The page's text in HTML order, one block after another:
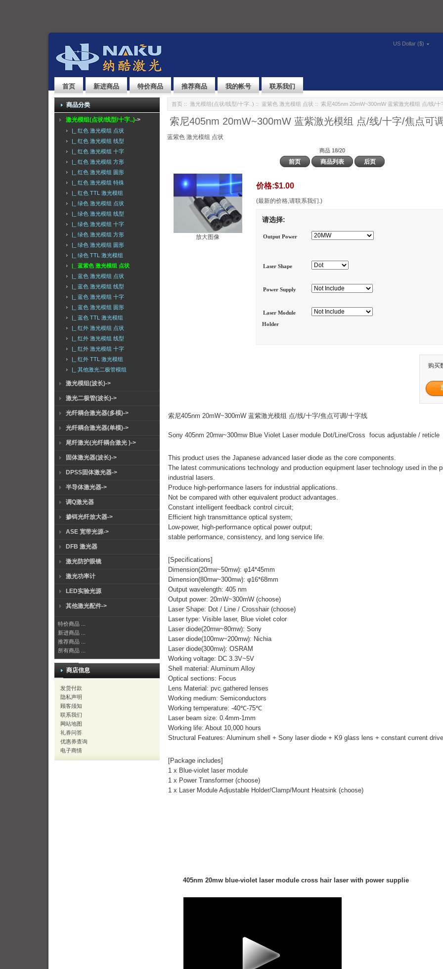
US Dollar ($)
首页 新进商品 特价商品 推荐商品 我的帐号 联系我们
商品分类
激光模组(点状/线型/十字..)->
|_ 红色 激光模组 点状
|_ 红色 激光模组 线型
|_ 红色 激光模组 十字
|_ 红色 激光模组 方形
|_ 红色 激光模组 圆形
|_ 红色 激光模组 特殊
|_ 红色 TTL 激光模组
|_ 绿色 激光模组 点状
|_ 绿色 激光模组 线型
|_ 绿色 激光模组 十字
|_ 绿色 激光模组 方形
|_ 绿色 激光模组 圆形
|_ 绿色 TTL 激光模组
|_ 蓝紫色 激光模组 点状
|_ 蓝色 激光模组 点状
|_ 蓝色 激光模组 线型
|_ 蓝色 激光模组 十字
|_ 蓝色 激光模组 圆形
|_ 蓝色 TTL 激光模组
|_ 红外 激光模组 点状
|_ 红外 激光模组 线型
|_ 红外 激光模组 十字
|_ 红外 TTL 激光模组
|_ 其他激光二极管模组
激光模组(波长)->
激光二极管(波长)->
光纤耦合激光器(多模)->
光纤耦合激光器(单模)->
尾纤激光(光纤耦合激光 )->
固体激光器(波长)->
DPSS固体激光器->
半导体激光器->
调Q激光器
掺铒光纤放大器->
ASE 宽带光源->
DFB 激光器
激光防护眼镜
激光功率计
LED实验光源
其他激光配件->
特价商品 ...
新进商品 ...
推荐商品 ...
所有商品 ...
商店信息
发货付款
隐私声明
顾客须知
联系我们
网站地图
礼券问答
优惠券查询
电子商情
首页 :: 激光模组(点状/线型/十字..) :: 蓝紫色 激光模组 点状 :: 索尼405nm 20mW~300mW 蓝紫激光模组 点/线/十
索尼405nm 20mW~300mW 蓝紫激光模组 点/线/十字/焦点可
蓝紫色 激光模组 点状
商品 18/20
前页 商品列表 后页
放大图像
价格:$1.00
(最新的价格,请联系我们.)
请选择:
Output Power
Laser Shape
Power Supply
Laser Module
Holder
购买
索尼405nm 20mW~300mW 蓝紫激光模组 点/线/十字/焦点可调/十字线
Sony 405nm 20mw~300mw Blue Violet Laser module Dot/Line/Cross focus adjustable / reticle
This product uses the Japanese advanced laser diode as the core components.
The latest communications technology and production equipment laser technology used in the
industrial lasers.
Produce high-performance lasers for industrial applications.
Not be compared with other equivalent product advantages.
Constant intelligent feedback control circuit;
Efficient high transmittance optical system;
Low-power, high-performance optical power output;
stable performance, consistency, and long service life.
[Specifications]
Dimension(20mw~50mw): φ14*45mm
Dimension(80mw~300mw): φ16*68mm
Output wavelength: 405 nm
Output power: 20mW~300mW (choose)
Laser Shape: Dot / Line / Crosshair (choose)
Laser type: Visible laser, Blue violet color
Laser diode(20mw~80mw): Sony
Laser diode(100mw~200mw): Nichia
Laser diode(300mw): OSRAM
Working voltage: DC 3.3V~5V
Shell material: Aluminum Alloy
Optical sections: Focus
Lens Material: pvc gathered lenses
Working medium: Semiconductors
Working temperature: -40℃-75℃
Laser beam size: 0.4mm-1mm
Working life: About 10,000 hours
Structural Features: Aluminum shell + Sony laser diode + K9 glass lens + constant current
[Package includes]
1 x Blue-violet laser module
1 x Power Transformer (choose)
1 x Laser Module Adjustable Holder/Clamp/Mount Heatsink (choose)
405nm 20mw blue-violet laser module cross hair laser with power supplie